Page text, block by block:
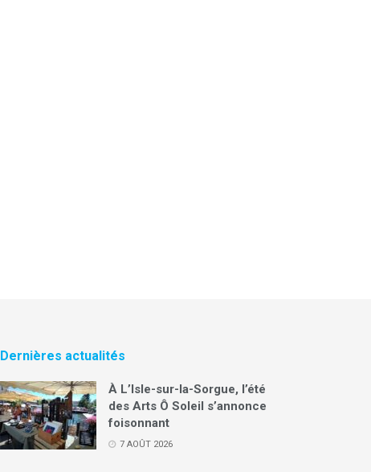
Dernières actualités
À L’Isle-sur-la-Sorgue, l’été
des Arts Ô Soleil s’annonce
foisonnant
7 AOÛT 2026